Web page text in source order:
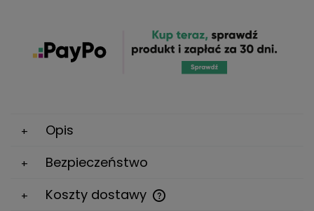
Opis
Bezpieczeństwo
Koszty dostawy
Cena nie zawiera ewentualnych kosztów płatności